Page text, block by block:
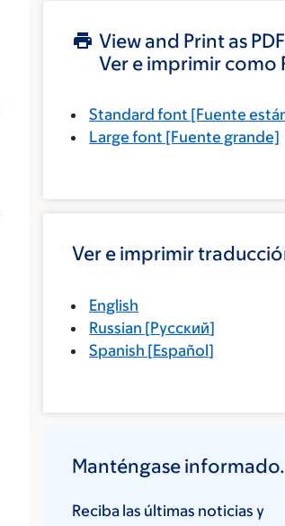
View and Print as PDF
Ver e imprimir como
Standard font [Fuente
Large font [Fuente grande]
Ver e imprimir
English
Russian [Русский]
Spanish [Español]
Manténgase informado.
Reciba las últimas noticias y